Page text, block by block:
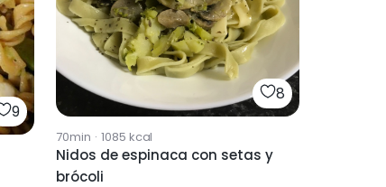
9
8
70min · 1085 kcal
Nidos de espinaca con setas y
brócoli